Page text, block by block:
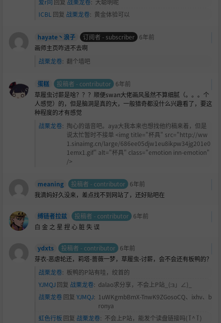
爱r向 回复 战栗龙卷: 大聪明呢
ICBL 回复 战栗龙卷: 黄金体验可以
hayate丶浪子 订阅者 - subscriber 6年前
画师主页咋进不去啊
战栗龙卷: 翻个墙吧
蛋糕 投稿者 - contributor 6年前
草履虫讨薪是啥？？？顺便swan大佬画风虽然不算细腻（。。。个
人感觉）的，但是脑洞是真的大，一般猎奇都没什么兴趣看了，要这
种程度的才有感觉
战栗龙卷: 掏心的谐音吧。aya大我本来也想找他约稿来着，但是
说太忙暂时不接单 <img title="杯具" src="http://ww
1.sinaimg.cn/large/686ee05djw1eu8ikpw34jg201e0
1emx1.gif" alt="杯具" class="emotion inn-emotion"
/>
meaning 投稿者 - contributor 6年前
我滴妈好久没来，差点找不到网站了，还好贴吧在
缚链者拉兹 投稿者 - contributor 6年前
白 金 之 星 捏 心 脏 失 误
ydxts 投稿者 - contributor 6年前
芽衣-恶虐轮还，莉塔-蔷薇一梦，草履虫-讨薪，会不会还有板鸭的？
战栗龙卷: 板鸭的P站有哇，绞首的
YJMQJ 回复 战栗龙卷: dalao求分享，不会上P站_(:з」∠)_
战栗龙卷 回复 YJMQJ: 1uWKgmbBmX-TnwK9ZGosoCQ、ixhv、b
ronya
虹色行板 回复 战栗龙卷: 不会上P站，能发个读盘链接吗( Ĭ ^ Ĭ )